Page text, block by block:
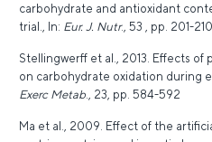
carbohydrate and antioxidant
trial., In: Eur. J. Nutr., 53 , pp. 201-210
Stellingwerff et al., 2013. Effects
on carbohydrate oxidation during
Exerc Metab ., 23, pp. 584-592
Ma et al., 2009. Effect of the